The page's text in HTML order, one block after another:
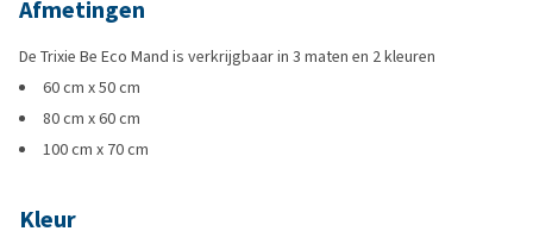
Afmetingen
De Trixie Be Eco Mand is verkrijgbaar in 3 maten en 2 kleuren
60 cm x 50 cm
80 cm x 60 cm
100 cm x 70 cm
Kleur